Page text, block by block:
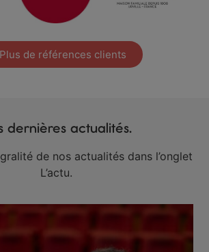
de références clients
dernières actualités.
de nos actualités dans l’onglet
L’actu.